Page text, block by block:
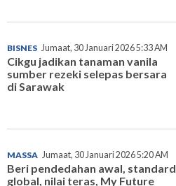
BISNES Jumaat, 30 Januari 2026 5:33 AM
Cikgu jadikan tanaman vanila
sumber rezeki selepas bersara
di Sarawak
MASSA Jumaat, 30 Januari 2026 5:20 AM
Beri pendedahan awal, standard
global, nilai teras, My Future